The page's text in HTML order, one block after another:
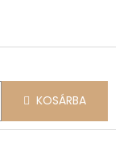
KOSÁRBA